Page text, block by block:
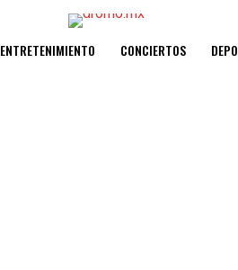
ENTRETENIMIENTO CONCIERTOS